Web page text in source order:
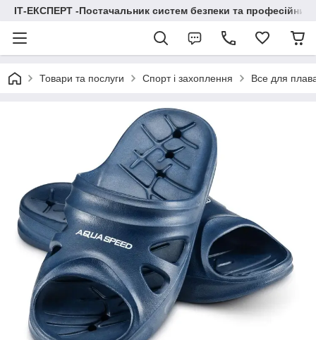
ІТ-ЕКСПЕРТ -Постачальник систем безпеки та професійних
Товари та послуги Спорт і захоплення Все для